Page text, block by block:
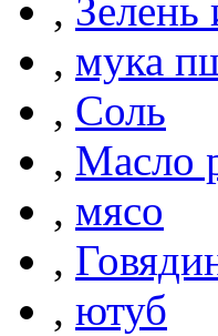
, Зелень
, мука
, Соль
, Масло
, мясо
,
, ютуб